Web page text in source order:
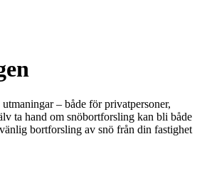
– både för privatpersoner,
ta hand om snöbortforsling kan bli både
bortforsling av snö från din fastighet